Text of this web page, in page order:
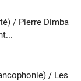
/ Pierre Dimba
/ Les